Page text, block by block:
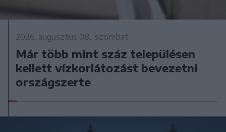
2026. augusztus 08., szombat
Már több mint száz településen
kellett vízkorlátozást bevezetni
országszerte